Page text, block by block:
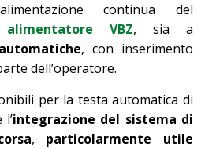
continua del
alimentatore VBZ, sia a
, con inserimento
dell’operatore.
per la testa automatica di
l’integrazione del sistema di
, particolarmente utile